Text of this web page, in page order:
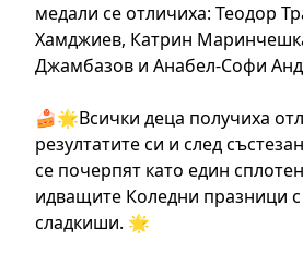
медали се отличиха: Теодор
Хамджиев, Катрин
Джамбазов и Анабел-Софи
🍰🌟Всички деца получиха
резултатите си и след
се почерпят като един
идващите Коледни празници с
сладкиши. 🌟